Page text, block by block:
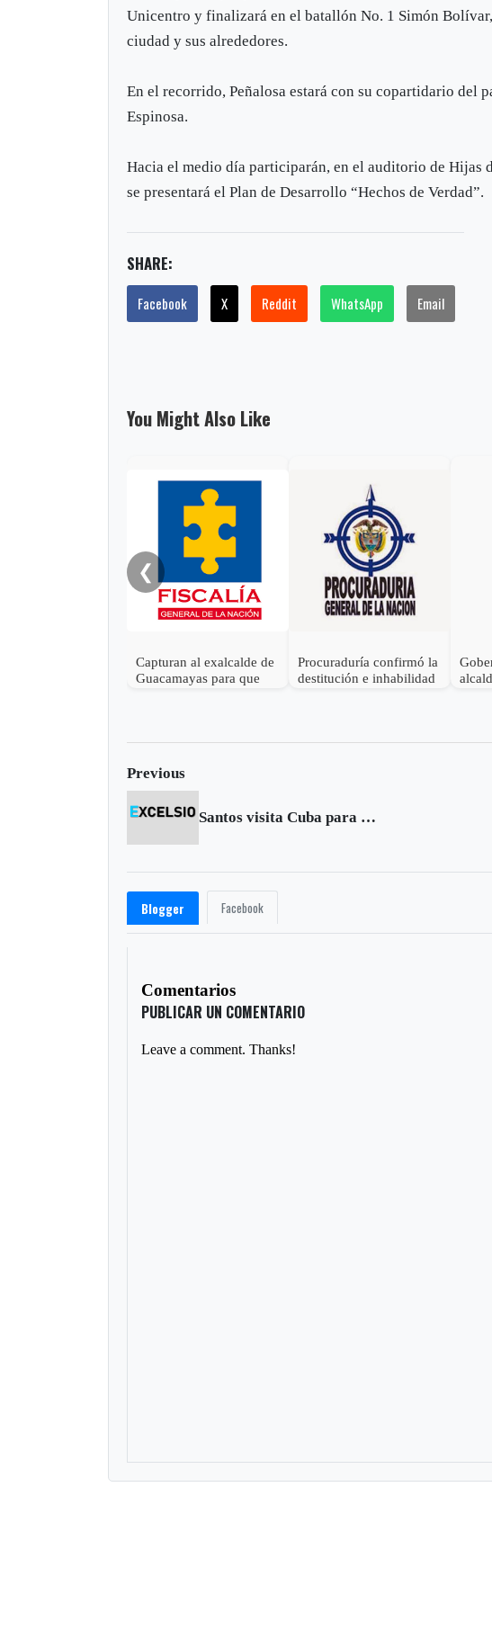
Unicentro y finalizará en el batallón No. 1 Simón
ciudad y sus alrededores.
En el recorrido, Peñalosa estará con su copartidario del
Espinosa.
Hacia el medio día participarán, en el auditorio de Hijas
se presentará el Plan de Desarrollo “Hechos de Verdad”.
SHARE:
Facebook X Reddit WhatsApp Email
You Might Also Like
❮
Capturan al exalcalde de
Guacamayas para que
Procuraduría confirmó la
destitución e inhabilidad
Previous
Santos visita Cuba para fortalecer las relaciones con ese país y revisar agenda bilateral con Venezuela
Blogger Facebook
Comentarios
PUBLICAR UN COMENTARIO
Leave a comment. Thanks!